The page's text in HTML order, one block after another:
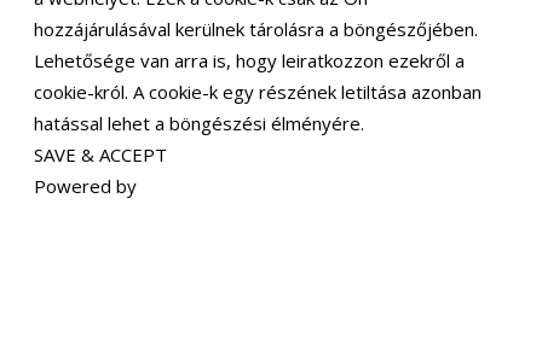
hozzájárulásával kerülnek tárolásra a böngészőjében.
Lehetősége van arra is, hogy leiratkozzon ezekről a
cookie-król. A cookie-k egy részének letiltása azonban
hatással lehet a böngészési élményére.
SAVE & ACCEPT
Powered by